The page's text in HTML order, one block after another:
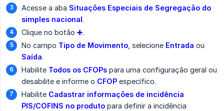
Acesse a aba Situações Especiais de Segregação do
simples nacional.
Clique no botão ➕.
No campo Tipo de Movimento , selecione Entrada ou
Saída.
Habilite Todos os CFOPs para uma configuração geral ou
desabilite e informe o CFOP específico.
Habilite Cadastrar informações de incidência
PIS/COFINS no produto para definir a incidência